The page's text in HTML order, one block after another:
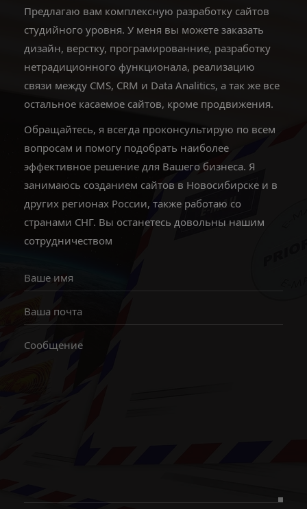
Предлагаю вам комплексную разработку сайтов
студийного уровня. У меня вы можете заказать
дизайн, верстку, програмированние, разработку
нетрадиционного функционала, реализацию
связи между CMS, CRM и Data Analitics, а так же все
остальное касаемое сайтов, кроме продвижения.
Обращайтесь, я всегда проконсультирую по всем
вопросам и помогу подобрать наиболее
эффективное решение для Вашего бизнеса. Я
занимаюсь созданием сайтов в Новосибирске и в
других регионах России, также работаю со
странами СНГ. Вы останетесь довольны нашим
сотрудничеством